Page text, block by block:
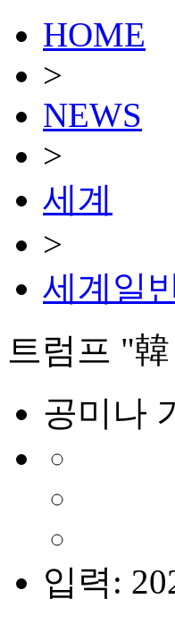
HOME
>
NEWS
>
세계
>
세계일
트럼프 "
공미나
입력: